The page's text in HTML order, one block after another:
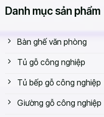
Danh mục sản phẩm
Bàn ghế văn phòng
Tủ gỗ công nghiệp
Tủ bếp gỗ công nghiệp
Giường gỗ công nghiệp